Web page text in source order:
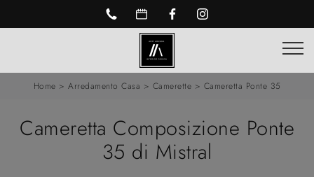
Home > Arredamento Casa > Camerette > Cameretta Ponte 35
Cameretta Composizione Ponte
35 di Mistral